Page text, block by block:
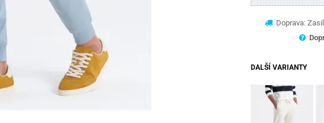
Doprava:
DALŠÍ VARIANTY